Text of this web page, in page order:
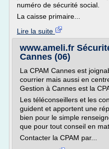
numéro de sécurité social.
La caisse primaire...
Lire la suite
www.ameli.fr
Cannes (06)
La CPAM Cannes est
courrier mais aussi en
Gestion à Cannes est la
Les téléconseillers et les
guident et apportent une
bien pour le simple
que pour tout conseil en
Contacter la CPAM par...